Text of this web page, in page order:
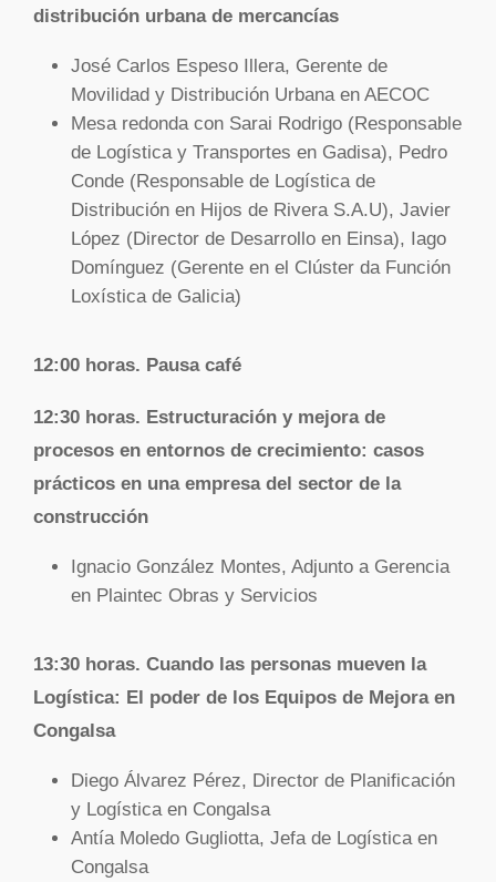
distribución urbana de mercancías
José Carlos Espeso Illera, Gerente de
Movilidad y Distribución Urbana en AECOC
Mesa redonda con Sarai Rodrigo (Responsable
de Logística y Transportes en Gadisa), Pedro
Conde (Responsable de Logística de
Distribución en Hijos de Rivera S.A.U), Javier
López (Director de Desarrollo en Einsa), Iago
Domínguez (Gerente en el Clúster da Función
Loxística de Galicia)
12:00 horas. Pausa café
12:30 horas. Estructuración y mejora de
procesos en entornos de crecimiento: casos
prácticos en una empresa del sector de la
construcción
Ignacio González Montes, Adjunto a Gerencia
en Plaintec Obras y Servicios
13:30 horas. Cuando las personas mueven la
Logística: El poder de los Equipos de Mejora en
Congalsa
Diego Álvarez Pérez, Director de Planificación
y Logística en Congalsa
Antía Moledo Gugliotta, Jefa de Logística en
Congalsa